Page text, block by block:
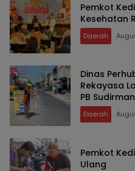
Pemkot
Kesehatan
Daerah
Dinas
Rekayasa
PB Sudirman
Daerah
Pemkot
Ulang